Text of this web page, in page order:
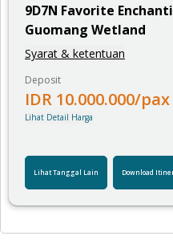
9D7N Favorite
Guomang Wetland
Syarat & ketentuan
Deposit
IDR 10.000.000/pax
Lihat Detail Harga
Lihat Tanggal Lain Download